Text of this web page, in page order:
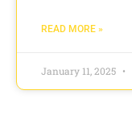
READ MORE »
January 11, 2025